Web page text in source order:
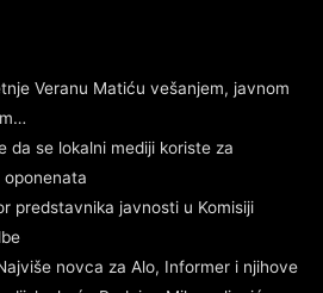
Veranu Matiću vešanjem, javnom
da se lokalni mediji koriste za
predstavnika javnosti u Komisiji
novca za Alo, Informer i njihove